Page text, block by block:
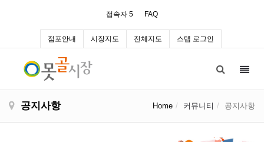
접속자 5 FAQ
점포안내 시장지도 전체지도 스텝 로그인
공지사항 Home 커뮤니티 공지사항